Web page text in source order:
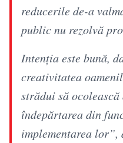
reducerile de-a
public nu rezolvă
Intenția este bună,
creativitatea
strădui să
îndepărtarea din
implementarea